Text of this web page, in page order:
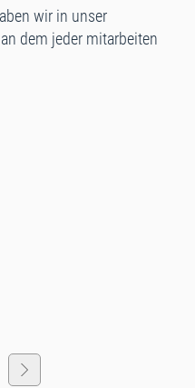
wir in unser
dem jeder mitarbeiten